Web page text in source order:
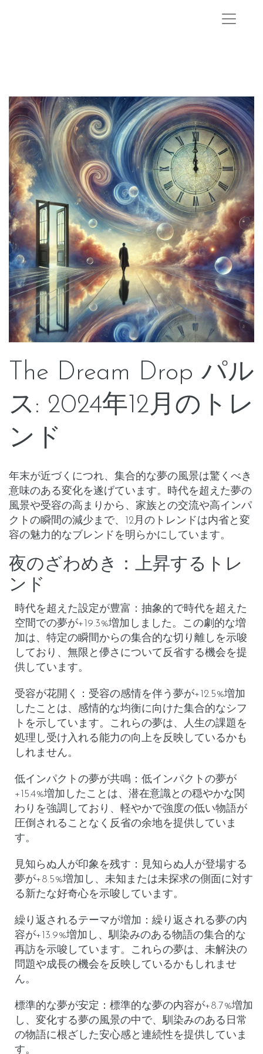
The Dream Drop パル
ス: 2024年12月のトレ
ンド
年末が近づくにつれ、集合的な夢の風景は驚くべき
意味のある変化を遂げています。時代を超えた夢の
風景や受容の高まりから、家族との交流や高インパ
クトの瞬間の減少まで、12月のトレンドは内省と変
容の魅力的なブレンドを明らかにしています。
夜のざわめき：上昇するトレ
ンド
時代を超えた設定が豊富 ：抽象的で時代を超えた
空間での夢が+19.3%増加しました。この劇的な増
加は、特定の瞬間からの集合的な切り離しを示唆
しており、無限と儚さについて反省する機会を提
供しています。
受容が花開く
：受容の感情を伴う夢が+12.5%増加
したことは、感情的な均衡に向けた集合的なシフ
トを示しています。これらの夢は、人生の課題を
処理し受け入れる能力の向上を反映しているかも
しれません。
低インパクトの夢が共鳴 ：低インパクトの夢が
+15.4%増加したことは、潜在意識との穏やかな関
わりを強調しており、軽やかで強度の低い物語が
圧倒されることなく反省の余地を提供していま
す。
見知らぬ人が印象を残す ：見知らぬ人が登場する
夢が+8.5%増加し、未知または未探求の側面に対す
る新たな好奇心を示唆しています。
繰り返されるテーマが増加 ：繰り返される夢の内
容が+13.9%増加し、馴染みのある物語の集合的な
再訪を示唆しています。これらの夢は、未解決の
問題や成長の機会を反映しているかもしれませ
ん。
標準的な夢が安定 ：標準的な夢の内容が+8.7%増加
し、変化する夢の風景の中で、馴染みのある日常
の物語に根ざした安心感と連続性を提供していま
す。